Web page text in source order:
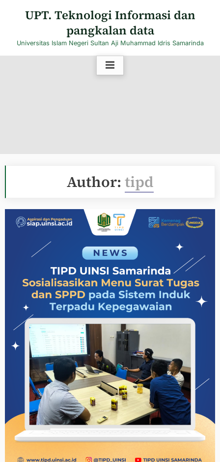
UPT. Teknologi Informasi dan
pangkalan data
Universitas Islam Negeri Sultan Aji Muhammad Idris Samarinda
Author: tipd